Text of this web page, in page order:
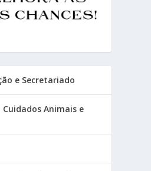
e Secretariado
Animais e